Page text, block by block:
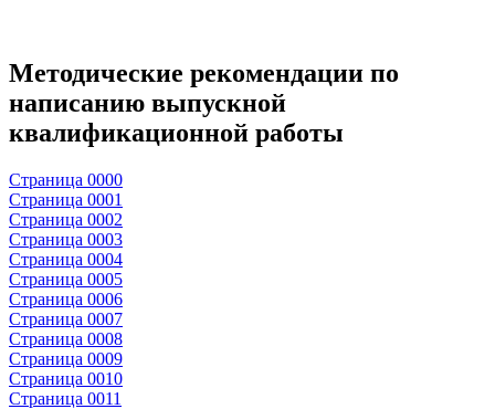
Методические рекомендации по
написанию выпускной
квалификационной работы
Страница 0000
Страница 0001
Страница 0002
Страница 0003
Страница 0004
Страница 0005
Страница 0006
Страница 0007
Страница 0008
Страница 0009
Страница 0010
Страница 0011